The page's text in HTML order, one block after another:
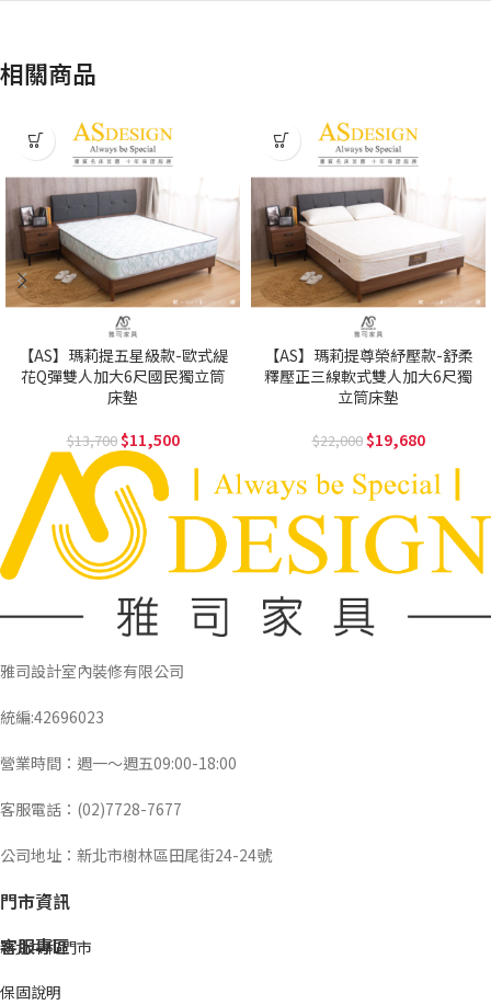
相關商品
【AS】瑪莉提五星級款-歐式緹
花Q彈雙人加大6尺國民獨立筒
床墊
13,700 11,500
【AS】瑪莉提尊榮紓壓款-舒柔
釋壓正三線軟式雙人加大6尺獨
立筒床墊
22,000 19,680
雅司設計室內裝修有限公司
統編:42696023
營業時間：週一～週五09:00-18:00
客服電話：(02)7728-7677
公司地址：新北市樹林區田尾街24-24號
門市資訊
新北中和門市
客服專區
保固說明